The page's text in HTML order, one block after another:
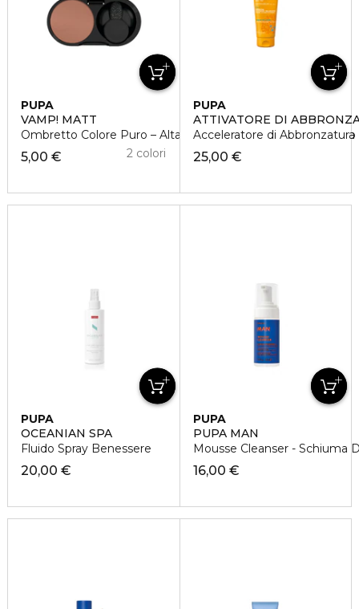
PUPA
VAMP! MATT
Ombretto Colore Puro – Alta Pigmentazione – Multi-Effetto
5,00 € 2 colori
PUPA
ATTIVATORE DI
Acceleratore di Abbronzatura
25,00 €
PUPA
OCEANIAN SPA
Fluido Spray Benessere
20,00 €
PUPA
PUPA MAN
Mousse Cleanser - Schiuma
16,00 €